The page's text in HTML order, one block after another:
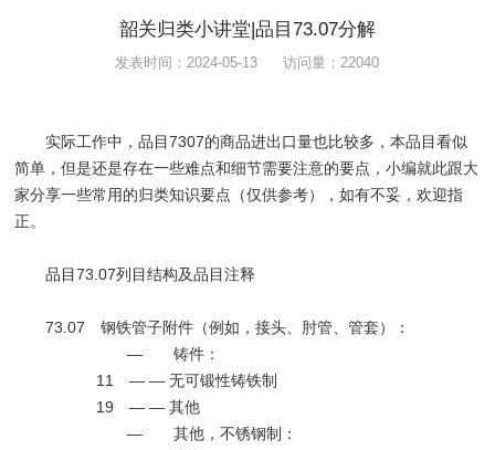
韶关归类小讲堂|品目73.07分解
发表时间：2024-05-13 访问量：22040
实际工作中，品目7307的商品进出口量也比较多，本品目看似
简单，但是还是存在一些难点和细节需要注意的要点，小编就此跟大
家分享一些常用的归类知识要点（仅供参考），如有不妥，欢迎指
正。
品目73.07列目结构及品目注释
73.07 钢铁管子附件（例如，接头、肘管、管套）：
— 铸件：
11 — — 无可锻性铸铁制
19 — — 其他
— 其他，不锈钢制：